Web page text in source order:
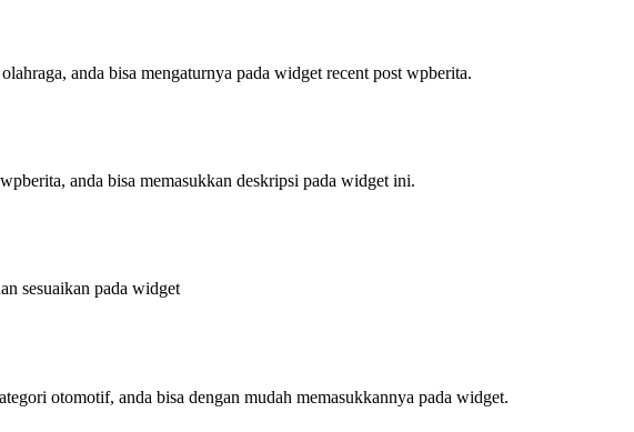
anda bisa mengaturnya pada widget recent post wpberita.
anda bisa memasukkan deskripsi pada widget ini.
sesuaikan pada widget
otomotif, anda bisa dengan mudah memasukkannya pada widget.